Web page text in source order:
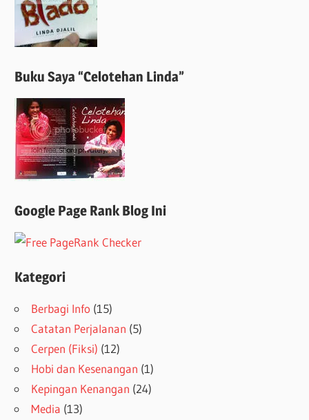
Buku Saya “Celotehan Linda”
Google Page Rank Blog Ini
Kategori
Berbagi Info (15)
Catatan Perjalanan (5)
Cerpen (Fiksi) (12)
Hobi dan Kesenangan (1)
Kepingan Kenangan (24)
Media (13)